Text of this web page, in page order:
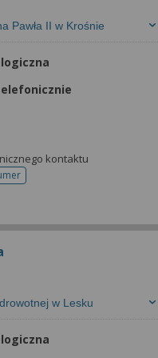
Pawła II w Krośnie
kontaktu
do rejestracji
w Lesku